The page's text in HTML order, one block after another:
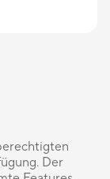
Der